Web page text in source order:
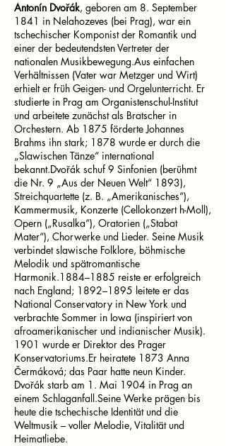
Antonín Dvořák, geboren am 8. September
1841 in Nelahozeves (bei Prag), war ein
tschechischer Komponist der Romantik und
einer der bedeutendsten Vertreter der
nationalen Musikbewegung.Aus einfachen
Verhältnissen (Vater war Metzger und Wirt)
erhielt er früh Geigen- und Orgelunterricht. Er
studierte in Prag am Organistenschul-Institut
und arbeitete zunächst als Bratscher in
Orchestern. Ab 1875 förderte Johannes
Brahms ihn stark; 1878 wurde er durch die
„Slawischen Tänze“ international
bekannt.Dvořák schuf 9 Sinfonien (berühmt
die Nr. 9 „Aus der Neuen Welt“ 1893),
Streichquartette (z. B. „Amerikanisches“),
Kammermusik, Konzerte (Cellokonzert h-Moll),
Opern („Rusalka“), Oratorien („Stabat
Mater“), Chorwerke und Lieder. Seine Musik
verbindet slawische Folklore, böhmische
Melodik und spätromantische
Harmonik.1884–1885 reiste er erfolgreich
nach England; 1892–1895 leitete er das
National Conservatory in New York und
verbrachte Sommer in Iowa (inspiriert von
afroamerikanischer und indianischer Musik).
1901 wurde er Direktor des Prager
Konservatoriums.Er heiratete 1873 Anna
Čermáková; das Paar hatte neun Kinder.
Dvořák starb am 1. Mai 1904 in Prag an
einem Schlaganfall.Seine Werke prägen bis
heute die tschechische Identität und die
Weltmusik – voller Melodie, Vitalität und
Heimatliebe.